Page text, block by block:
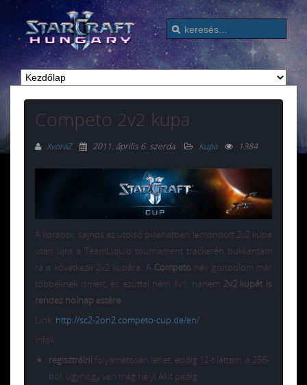
Competo 2v2 kupa
XvoraZ 2011. április 6. szerda. Kupa 1384
A korábbi, sajnos az utolsó pillanatban lemondott 2v2 kupa
után újra a TeamLiquid tournament trackerén bukkantam
rá a következő 2v2 kupára. A Competo név gondolom már
többeknek ismert, és ezúttal nem 1v1, hanem 2v2 kupát is
rendez holnap estére.
Link: http://sc2-2on2.competo-cup.de/en/
Infók:
regisztrálni folyamatosan lehet, eddig 12-t láttam a 256-
ból, úgyhogy van még hely! Akit pedig